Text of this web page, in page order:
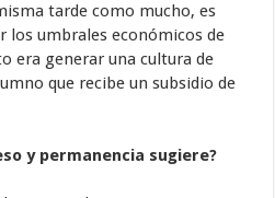
tarde como mucho, es
los umbrales económicos de
era generar una cultura de
que recibe un subsidio de
y permanencia sugiere?